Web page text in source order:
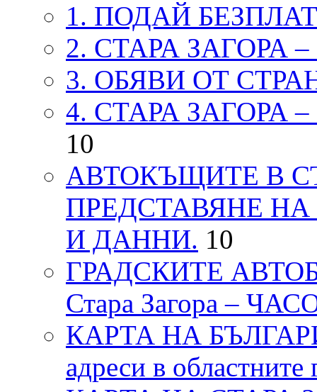
1. ПОДАЙ
2. СТАРА ЗАГОРА
3. ОБЯВИ ОТ
4. СТАРА ЗАГОРА
10
АВТОКЪЩИТЕ В
ПРЕДСТАВЯНЕ
И ДАННИ. 10
ГРАДСКИТЕ
Стара Загора –
КАРТА НА
адреси в областните